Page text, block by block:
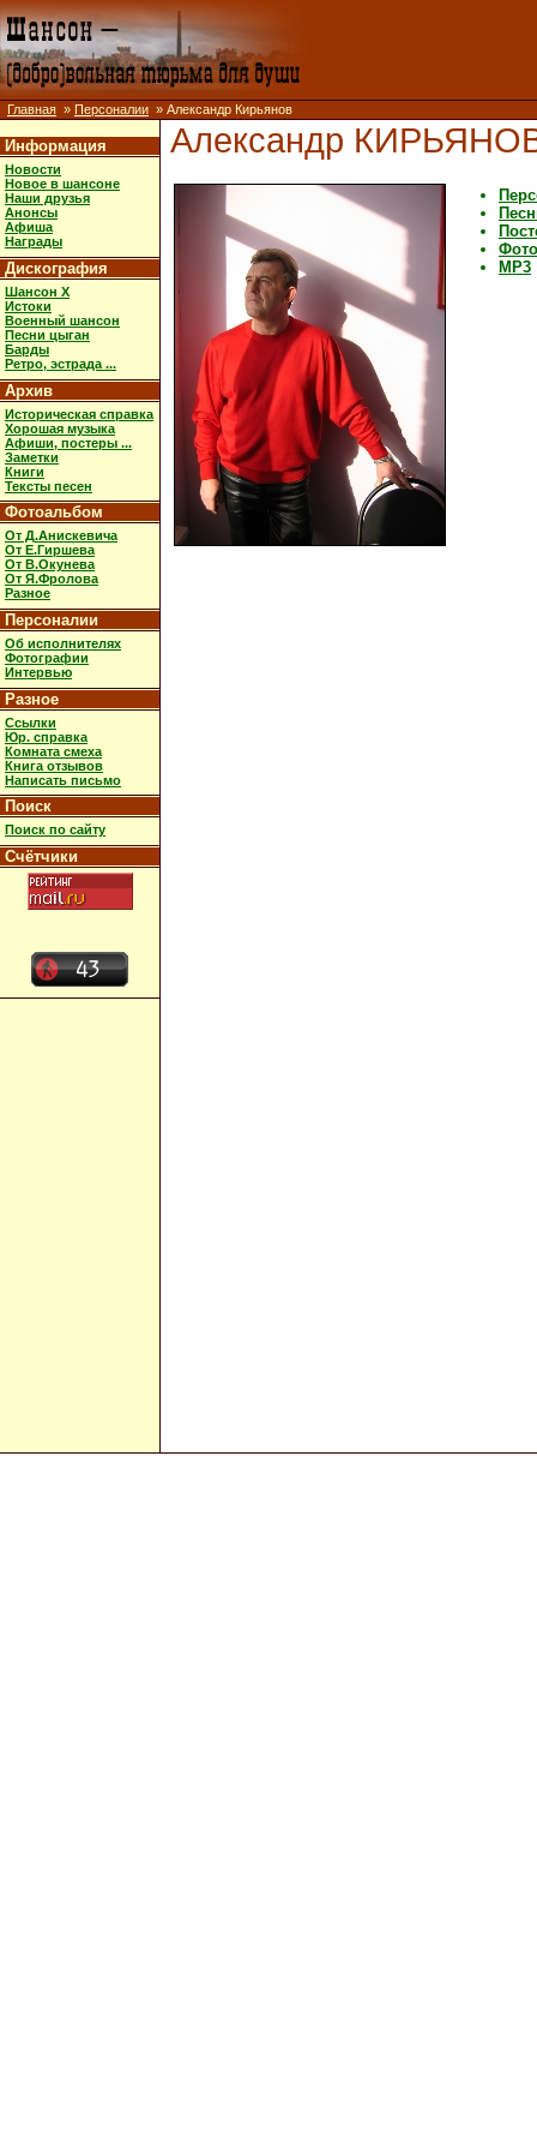
Главная » Персоналии » Александр Кирьянов
Информация
Новости
Новое в шансоне
Наши друзья
Анонсы
Афиша
Награды
Дискография
Шансон X
Истоки
Военный шансон
Песни цыган
Барды
Ретро, эстрада ...
Архив
Историческая справка
Хорошая музыка
Афиши, постеры ...
Заметки
Книги
Тексты песен
Фотоальбом
От Д.Анискевича
От Е.Гиршева
От В.Окунева
От Я.Фролова
Разное
Персоналии
Об исполнителях
Фотографии
Интервью
Разное
Ссылки
Юр. справка
Комната смеха
Книга отзывов
Написать письмо
Поиск
Поиск по сайту
Счётчики
Александр
MP3